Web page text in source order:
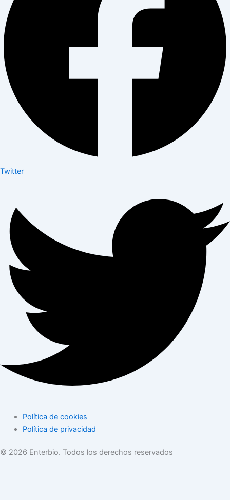
Twitter
Política de cookies
Política de privacidad
© 2026 Enterbio. Todos los derechos reservados